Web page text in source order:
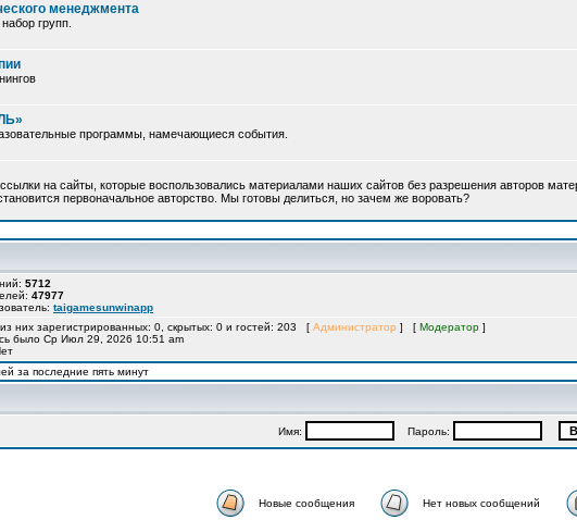
менеджмента
групп.
программы, намечающиеся события.
на сайты, которые воспользовались материалами наших сайтов без разрешения авторов
первоначальное авторство. Мы готовы делиться, но зачем же воровать?
5712
47977
taigamesunwinapp
, из них зарегистрированных: 0, скрытых: 0 и гостей: 203 [ Администратор ] [ Модератор ]
было Ср Июл 29, 2026 10:51 am
за последние пять минут
Имя: Пароль:
Новые сообщения Нет новых сообщений